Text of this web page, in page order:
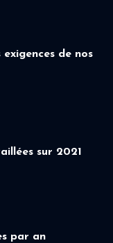
exigences de nos
sur 2021
par an